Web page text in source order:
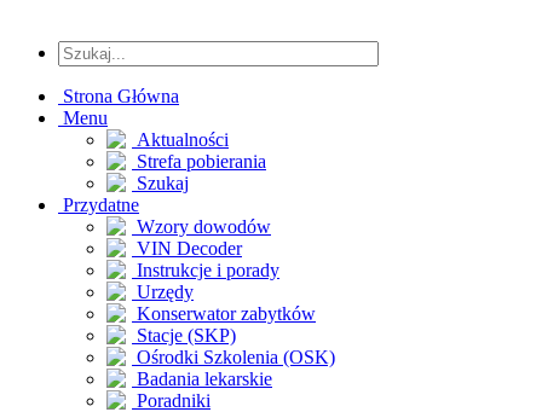
Strona Główna
Menu
Aktualności
Strefa pobierania
Szukaj
Przydatne
Wzory dowodów
VIN Decoder
Instrukcje i porady
Urzędy
Konserwator zabytków
Stacje (SKP)
Ośrodki Szkolenia (OSK)
Badania lekarskie
Poradniki